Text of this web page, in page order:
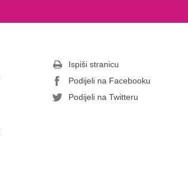
Ispiši stranicu
Podijeli na Facebooku
Podijeli na Twitteru